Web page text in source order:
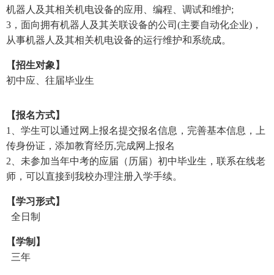
机器人及其相关机电设备的应用、编程、调试和维护;
3，面向拥有机器人及其关联设备的公司(主要自动化企业)，
从事机器人及其相关机电设备的运行维护和系统成。
【招生对象】
初中应、往届毕业生
【报名方式】
1、学生可以通过网上报名提交报名信息，完善基本信息，上
传身份证，添加教育经历,完成网上报名
2、未参加当年中考的应届（历届）初中毕业生，联系在线老
师，可以直接到我校办理注册入学手续。
【学习形式】
全日制
【学制】
三年